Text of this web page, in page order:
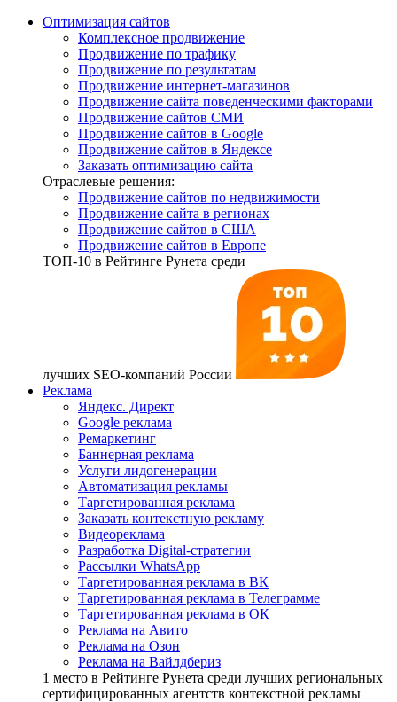
Оптимизация сайтов
Комплексное продвижение
Продвижение по трафику
Продвижение по результатам
Продвижение интернет-магазинов
Продвижение сайта поведенческими факторами
Продвижение сайтов СМИ
Продвижение сайтов в Google
Продвижение сайтов в Яндексе
Заказать оптимизацию сайта
Отраслевые решения:
Продвижение сайтов по недвижимости
Продвижение сайта в регионах
Продвижение сайтов в США
Продвижение сайтов в Европе
ТОП-10 в Рейтинге Рунета среди
лучших SEO-компаний России
Реклама
Яндекс. Директ
Google реклама
Ремаркетинг
Баннерная реклама
Услуги лидогенерации
Автоматизация рекламы
Таргетированная реклама
Заказать контекстную рекламу
Видеореклама
Разработка Digital-стратегии
Рассылки WhatsApp
Таргетированная реклама в ВК
Таргетированная реклама в Телеграмме
Таргетированная реклама в ОК
Реклама на Авито
Реклама на Озон
Реклама на Вайлдбериз
1 место в Рейтинге Рунета cреди лучших региональных
сертифицированных агентств контекстной рекламы